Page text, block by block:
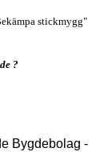
stickmygg"
?
Bygdebolag -